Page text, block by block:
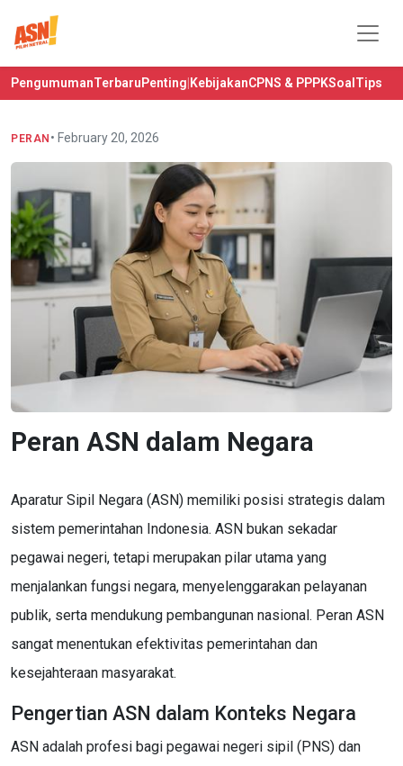
PengumumanTerbaruPenting KebijakanCPNS & PPPKSoal Tips
PERAN • February 20, 2026
Peran ASN dalam Negara
Aparatur Sipil Negara (ASN) memiliki posisi strategis dalam
sistem pemerintahan Indonesia. ASN bukan sekadar
pegawai negeri, tetapi merupakan pilar utama yang
menjalankan fungsi negara, menyelenggarakan pelayanan
publik, serta mendukung pembangunan nasional. Peran ASN
sangat menentukan efektivitas pemerintahan dan
kesejahteraan masyarakat.
Pengertian ASN dalam Konteks Negara
ASN adalah profesi bagi pegawai negeri sipil (PNS) dan